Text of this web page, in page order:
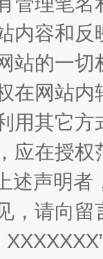
除
内容和
站的一
在网站
用其它
应在授
述声明
，请向